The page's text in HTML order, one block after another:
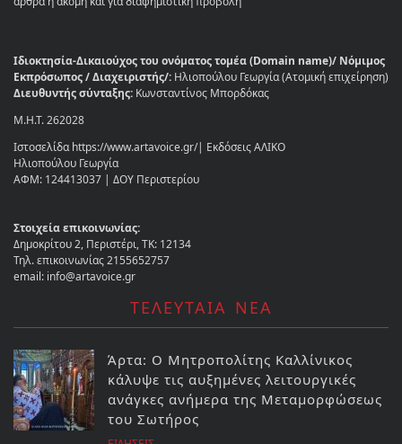
Ιδιοκτησία-Δικαιούχος του ονόματος τομέα (Domain name)/ Νόμιμος
Εκπρόσωπος / Διαχειριστής/: Ηλιοπούλου Γεωργία (Ατομική επιχείρηση)
Διευθυντής σύνταξης: Κωνσταντίνος Μπορδόκας
Μ.Η.Τ. 262028
Ιστοσελίδα https://www.artavoice.gr/| Εκδόσεις ΑΛΙΚΟ
Ηλιοπούλου Γεωργία
ΑΦΜ: 124413037 | ΔΟΥ Περιστερίου
Στοιχεία επικοινωνίας:
Δημοκρίτου 2, Περιστέρι, ΤΚ: 12134
Τηλ. επικοινωνίας 2155652757
email: info@artavoice.gr
ΤΕΛΕΥΤΑΙΑ ΝΕΑ
Άρτα: Ο Μητροπολίτης Καλλίνικος
κάλυψε τις αυξημένες λειτουργικές
ανάγκες ανήμερα της Μεταμορφώσεως
του Σωτήρος